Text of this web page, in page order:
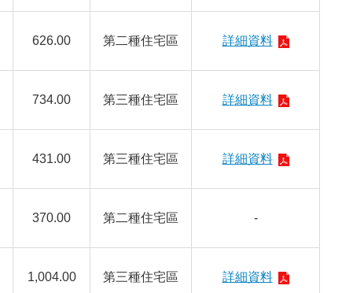
626.00 第二種住宅區 詳細資料
734.00 第三種住宅區 詳細資料
431.00 第三種住宅區 詳細資料
370.00 第二種住宅區 -
1,004.00 第三種住宅區 詳細資料